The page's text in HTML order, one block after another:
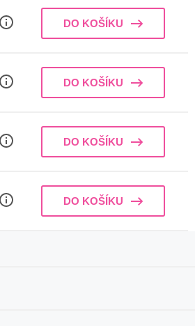
DO KOŠÍKU
DO KOŠÍKU
DO KOŠÍKU
DO KOŠÍKU